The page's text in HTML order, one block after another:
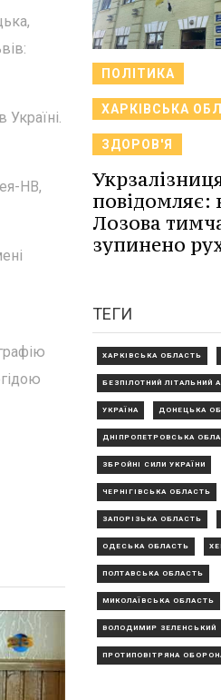
НВ,
ПОЛІТИКА
ХАРКІВСЬКА
ЗДОРОВ'Я
повідомляє:
Лозова
зупинено
ТЕГИ
ХАРКІВСЬКА ОБЛАСТЬ
БЕЗПІЛОТНИЙ ЛІТАЛЬНИЙ
УКРАЇНА ДОНЕЦЬКА
ДНІПРОПЕТРОВСЬКА
ЗБРОЙНІ СИЛИ УКРАЇНИ
ЧЕРНІГІВСЬКА ОБЛАСТЬ
ЗАПОРІЗЬКА ОБЛАСТЬ
ОДЕСЬКА ОБЛАСТЬ
ПОЛТАВСЬКА ОБЛАСТЬ
МИКОЛАЇВСЬКА ОБЛАСТЬ
ВОЛОДИМИР ЗЕЛЕНСЬКИЙ
ПРОТИПОВІТРЯНА